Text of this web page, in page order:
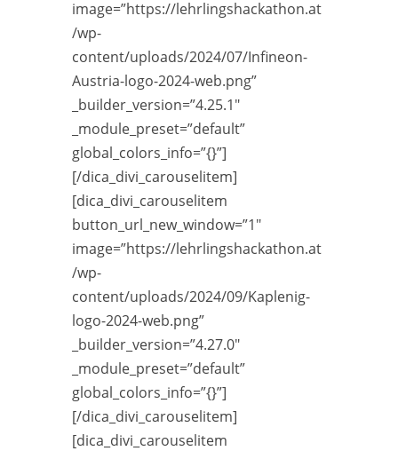
image=”https://lehrlingshackathon.at
/wp-
content/uploads/2024/07/Infineon-
Austria-logo-2024-web.png”
_builder_version=”4.25.1″
_module_preset=”default”
global_colors_info=”{}”]
[/dica_divi_carouselitem]
[dica_divi_carouselitem
button_url_new_window=”1″
image=”https://lehrlingshackathon.at
/wp-
content/uploads/2024/09/Kaplenig-
logo-2024-web.png”
_builder_version=”4.27.0″
_module_preset=”default”
global_colors_info=”{}”]
[/dica_divi_carouselitem]
[dica_divi_carouselitem